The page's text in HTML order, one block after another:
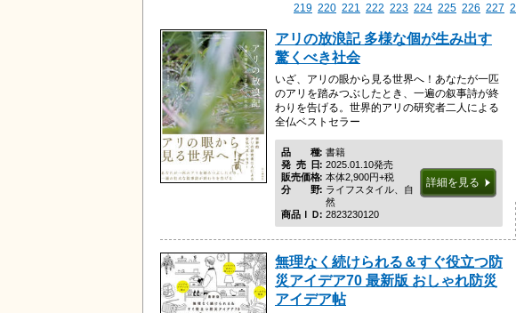
219 220 221 222 223 224 225 226 227
アリの放浪記 多様な個が生み出す
驚くべき社会
いざ、アリの眼から見る世界へ！あなたが一匹
のアリを踏みつぶしたとき、一遍の叙事詩が終
わりを告げる。世界的アリの研究者二人による
全仏ベストセラー
品種
書籍
発売日 2025.01.10発売
販売価格 本体2,900円+税
分野ライフスタイル、自
然
商品ＩＤ 2823230120
詳細を見る
無理なく続けられる＆すぐ役立つ防
災アイデア70 最新版 おしゃれ防災
アイデア帖